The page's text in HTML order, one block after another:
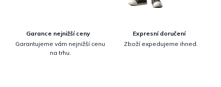
Garance nejnižší ceny
Garantujeme vám nejnižší cenu
na trhu.
Expresní doručení
Zboží expedujeme ihned.